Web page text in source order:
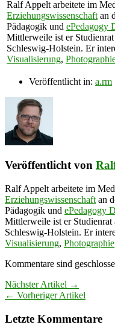
Ralf Appelt arbeitete im
Erziehungswissenschaft an
Pädagogik und ePedagogy
Mittlerweile ist er
Schleswig-Holstein. Er
Visualisierung,
Veröffentlicht in: a.rm
Veröffentlicht von
Ralf Appelt arbeitete im
Erziehungswissenschaft an
Pädagogik und ePedagogy
Mittlerweile ist er Studienrat
Schleswig-Holstein. Er
Visualisierung, Photographie
Kommentare sind
Nächster Artikel →
← Vorheriger Artikel
Letzte Kommentare